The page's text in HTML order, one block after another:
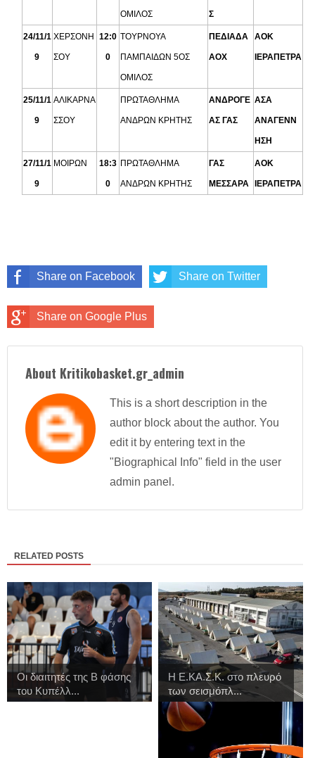
ΟΜΙΛΟΣ Σ
24/11/1
9
ΧΕΡΣΟΝΗ
ΣΟΥ
12:0
0
ΤΟΥΡΝΟΥΑ
ΠΑΜΠΑΙΔΩΝ 5ΟΣ
ΟΜΙΛΟΣ
ΠΕΔΙΑΔΑ
ΑΟΧ
ΑΟΚ
ΙΕΡΑΠΕΤΡΑ
25/11/1
9
ΑΛΙΚΑΡΝΑ
ΣΣΟΥ
ΠΡΩΤΑΘΛΗΜΑ
ΑΝΔΡΩΝ ΚΡΗΤΗΣ
ΑΝΔΡΟΓΕ
ΑΣ ΓΑΣ
ΑΣΑ
ΑΝΑΓΕΝΝ
ΗΣΗ
27/11/1
9
ΜΟΙΡΩΝ 18:3
0
ΠΡΩΤΑΘΛΗΜΑ
ΑΝΔΡΩΝ ΚΡΗΤΗΣ
ΓΑΣ
ΜΕΣΣΑΡΑ
ΑΟΚ
ΙΕΡΑΠΕΤΡΑ
Share on Facebook Share on Twitter
Share on Google Plus
About Kritikobasket.gr_admin
This is a short description in the
author block about the author. You
edit it by entering text in the
"Biographical Info" field in the user
admin panel.
RELATED POSTS
Οι διαιτητές της Β φάσης
του Κυπέλλ...
Η Ε.ΚΑ.Σ.Κ. στο πλευρό
των σεισμόπλ...